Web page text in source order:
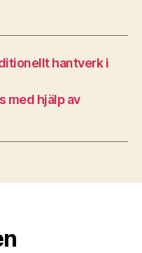
hantverk i
med hjälp av